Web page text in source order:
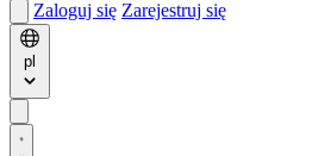
Zaloguj się Zarejestruj się
pl